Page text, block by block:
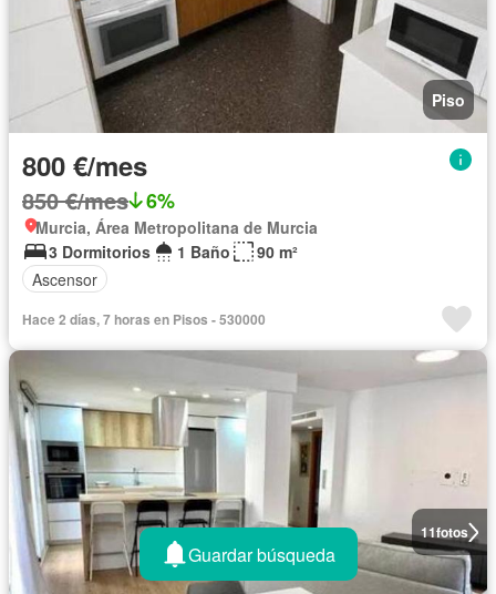
Piso
800 €/mes
850 €/mes 6%
Murcia, Área Metropolitana de Murcia
3 Dormitorios
1 Baño
90 m²
Ascensor
Hace 2 días, 7 horas en Pisos - 530000
11fotos
Guardar búsqueda